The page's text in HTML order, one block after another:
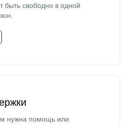
быть свободно в одной
нужна помощь или